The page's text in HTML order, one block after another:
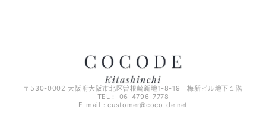
〒530-0002 大阪府大阪市北区曽根崎新地1-8-19 梅新ビル地下１階
TEL： 06-4796-7778
E-mail：customer@coco-de.net